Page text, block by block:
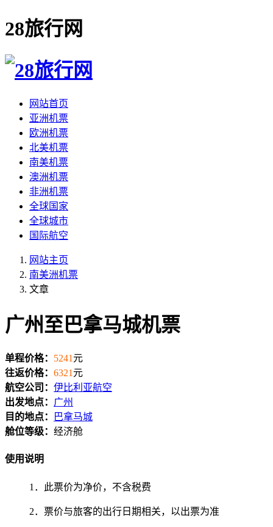
28旅行网
网站首页
亚洲机票
欧洲机票
北美机票
南美机票
澳洲机票
非洲机票
全球国家
全球城市
国际航空
网站主页
南美洲机票
文章
广州至巴拿马城机票
单程价格： 5241 元
往返价格： 6321 元
航空公司： 伊比利亚航空
出发地点： 广州
目的地点：
巴拿马城
舱位等级： 经济舱
使用说明
1．此票价为净价，不含税费
2．票价与旅客的出行日期相关，以出票为准